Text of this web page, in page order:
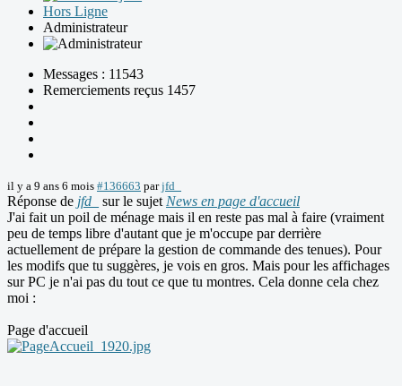
Hors Ligne
Administrateur
Messages : 11543
Remerciements reçus 1457
il y a 9 ans 6 mois #136663 parjfd_
Réponse de jfd_ sur le sujet News en page d'accueil
J'ai fait un poil de ménage mais il en reste pas mal à faire (vraiment
peu de temps libre d'autant que je m'occupe par derrière
actuellement de prépare la gestion de commande des tenues). Pour
les modifs que tu suggères, je vois en gros. Mais pour les affichages
sur PC je n'ai pas du tout ce que tu montres. Cela donne cela chez
moi :
Page d'accueil